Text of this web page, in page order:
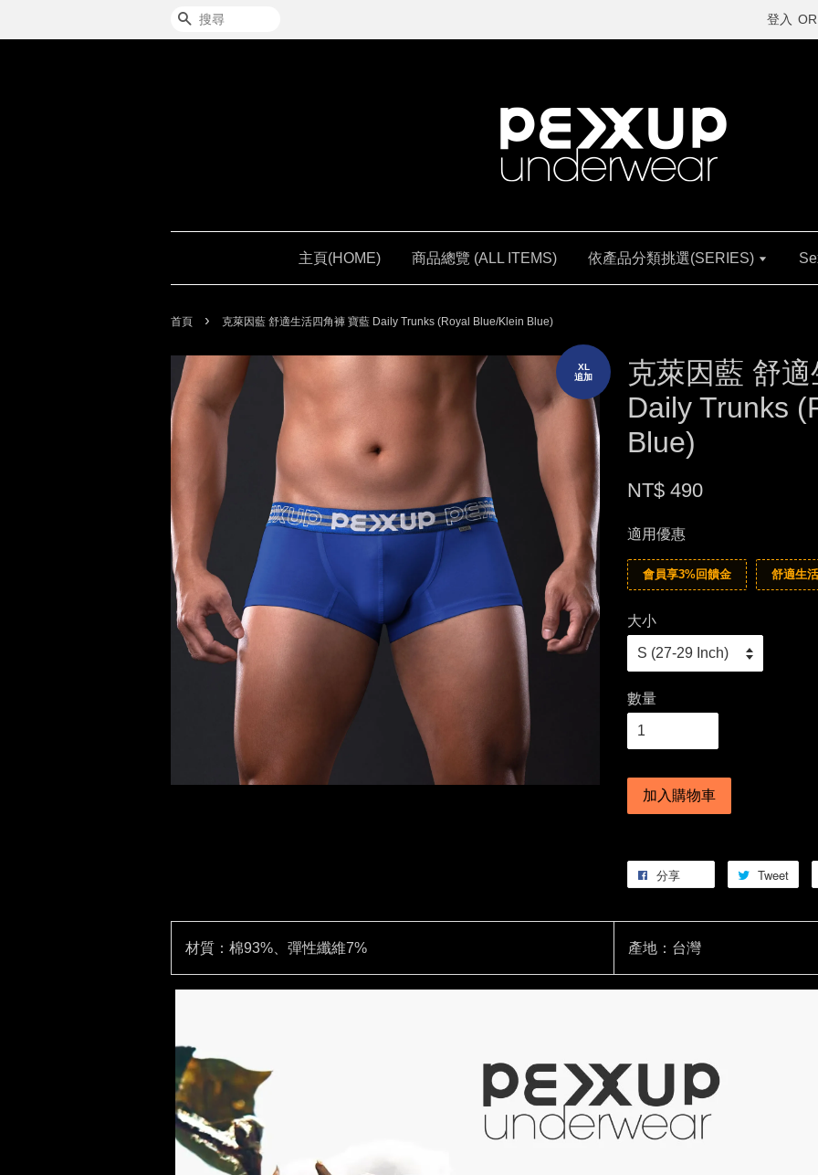
搜尋 登入 OR
主頁(HOME) 商品總覽 (ALL ITEMS) 依產品分類挑選(SERIES)
首頁 › 克萊因藍 舒適生活四角褲 寶藍 Daily Trunks (Royal Blue/Klein Blue)
XL
追加
克萊因藍 舒
Daily Trunks
Blue)
NT$ 490
適用優惠
會員享3%回饋金 舒適生
大小
數量
加入購物車
分享 Tweet
材質：棉93%、彈性纖維7% 產地：台灣